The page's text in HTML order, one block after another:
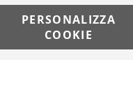
PERSONALIZZA
COOKIE